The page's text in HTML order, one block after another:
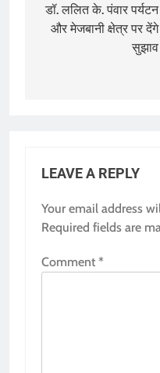
navigation
डॉ. ललित के. पंवार पर्यटन
और मेजबानी क्षेत्र पर देंगे
सुझाव
LEAVE A REPLY
Your email address
Required fields are
Comment *